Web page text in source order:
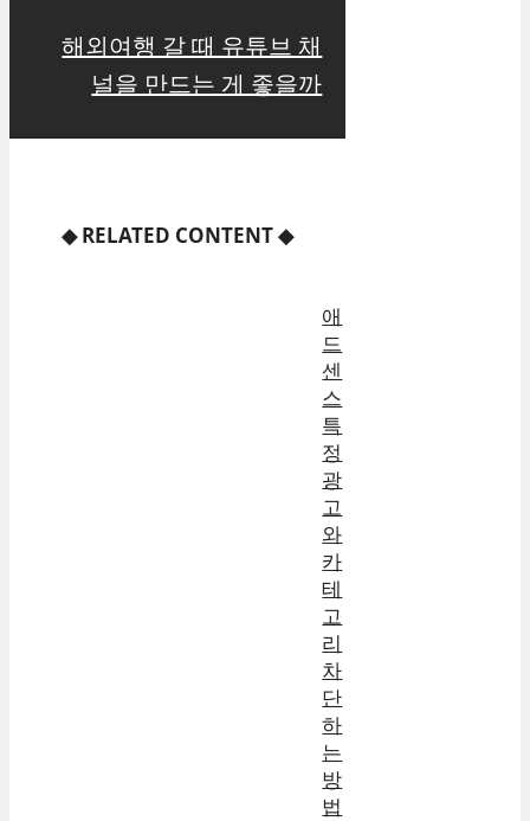
해외여행 갈 때 유튜브 채
널을 만드는 게 좋을까
◆RELATED CONTENT◆
애
드
센
스
특
정
광
고
와
카
테
고
리
차
단
하
는
방
법